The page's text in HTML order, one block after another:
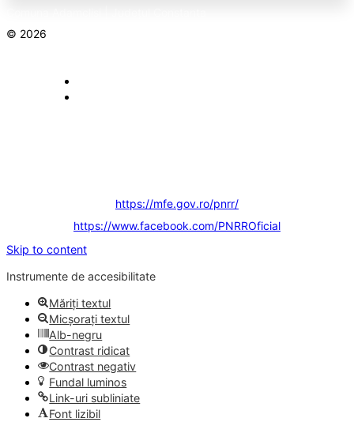
© 2026
https://mfe.gov.ro/pnrr/
https://www.facebook.com/PNRROficial
Skip to content
Instrumente de accesibilitate
Măriți textul
Micșorați textul
Alb-negru
Contrast ridicat
Contrast negativ
Fundal luminos
Link-uri subliniate
Font lizibil